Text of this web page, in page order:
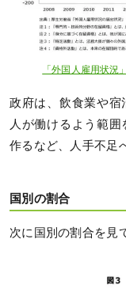
「外国人雇用状況
政府は、飲食業や宿
人が働けるよう範囲
作るなど、人手不足
国別の割合
次に国別の割合を見